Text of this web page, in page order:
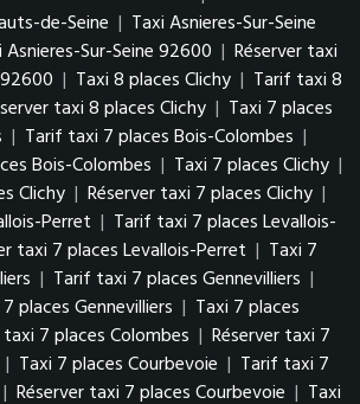
de-Seine | Taxi Asnieres-Sur-Seine
Sur-Seine 92600 | Réserver taxi
| Taxi 8 places Clichy | Tarif taxi 8
taxi 8 places Clichy | Taxi 7 places
| Tarif taxi 7 places Bois-Colombes |
Bois-Colombes | Taxi 7 places Clichy |
Clichy | Réserver taxi 7 places Clichy |
Perret | Tarif taxi 7 places Levallois-
taxi 7 places Levallois-Perret | Taxi 7
| Tarif taxi 7 places Gennevilliers |
places Gennevilliers | Taxi 7 places
7 places Colombes | Réserver taxi 7
| Taxi 7 places Courbevoie | Tarif taxi 7
| Réserver taxi 7 places Courbevoie | Taxi